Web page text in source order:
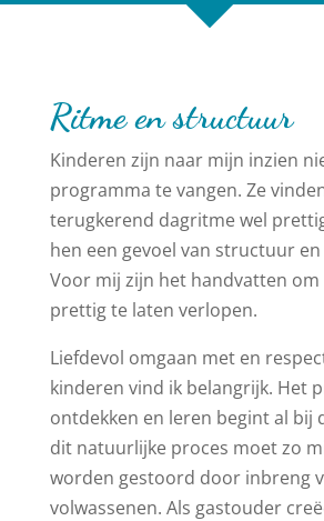
Ritme en structuur
Kinderen zijn naar mijn inzien
programma te vangen. Ze
terugkerend dagritme wel
hen een gevoel van structuur
Voor mij zijn het handvatten om
prettig te laten verlopen.
Liefdevol omgaan met en
kinderen vind ik belangrijk. Het
ontdekken en leren begint al bij
dit natuurlijke proces moet zo
worden gestoord door inbreng
volwassenen. Als gastouder